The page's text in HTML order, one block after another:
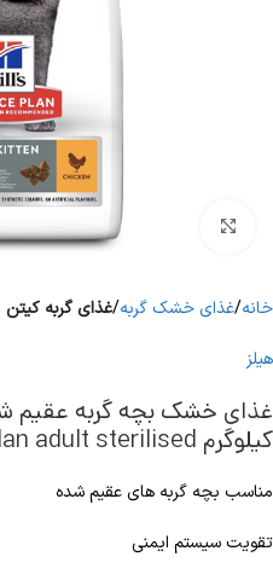
برای بزرگنمایی کلیک کنید
خانه غذای خشک گربه غذای گربه کیتن
هیلز
کیلوگرم Hill’s Science Plan adult sterilised
مناسب بچه گربه های عقیم شده
تقویت سیستم ایمنی